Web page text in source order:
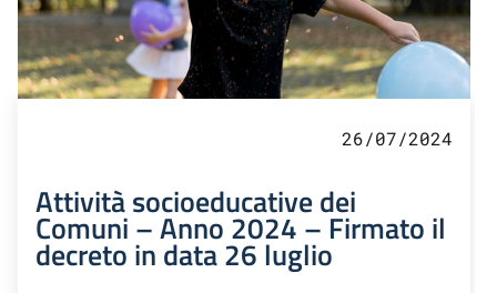
26/07/2024
Attività socioeducative dei
Comuni – Anno 2024 – Firmato il
decreto in data 26 luglio